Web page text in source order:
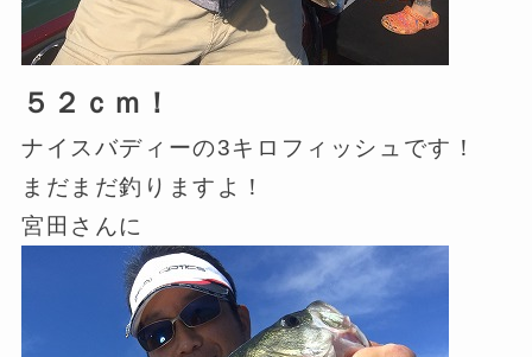
５２ｃｍ！
ナイスバディーの3キロフィッシュです！
まだまだ釣りますよ！
宮田さんに